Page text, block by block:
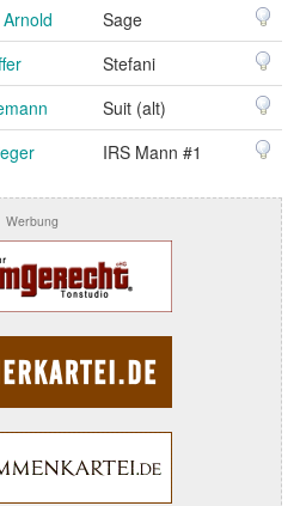
Sage
Stefani
Suit (alt)
IRS Mann #1
Werbung